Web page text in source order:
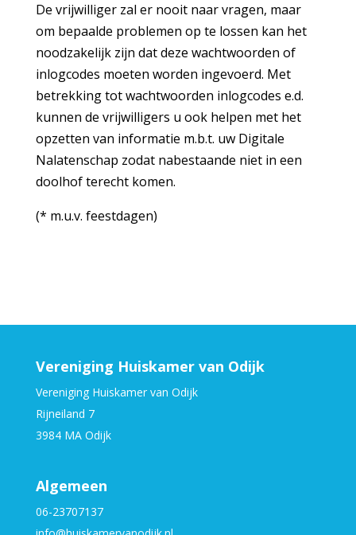
De vrijwilliger zal er nooit naar vragen, maar
om bepaalde problemen op te lossen kan het
noodzakelijk zijn dat deze wachtwoorden of
inlogcodes moeten worden ingevoerd. Met
betrekking tot wachtwoorden inlogcodes e.d.
kunnen de vrijwilligers u ook helpen met het
opzetten van informatie m.b.t. uw Digitale
Nalatenschap zodat nabestaande niet in een
doolhof terecht komen.
(* m.u.v. feestdagen)
Vereniging Huiskamer van Odijk
Vereniging Huiskamer van Odijk
Rijneiland 7
3984 MA Odijk
Algemeen
06-23707137